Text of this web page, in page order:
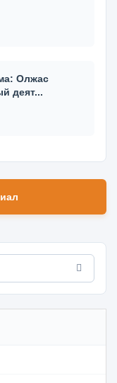
Олжас
деят...